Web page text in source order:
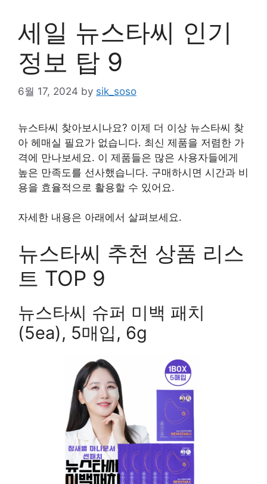
세일 뉴스타씨 인기
정보 탑 9
6월 17, 2024 by sik_soso
뉴스타씨 찾아보시나요? 이제 더 이상 뉴스타씨 찾
아 헤매실 필요가 없습니다. 최신 제품을 저렴한 가
격에 만나보세요. 이 제품들은 많은 사용자들에게
높은 만족도를 선사했습니다. 구매하시면 시간과 비
용을 효율적으로 활용할 수 있어요.
자세한 내용은 아래에서 살펴보세요.
뉴스타씨 추천 상품 리스
트 TOP 9
뉴스타씨 슈퍼 미백 패치
(5ea), 5매입, 6g